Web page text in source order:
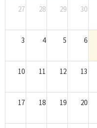
27 28 29 30
3 4 5 6
10 11 12 13
17 18 19 20